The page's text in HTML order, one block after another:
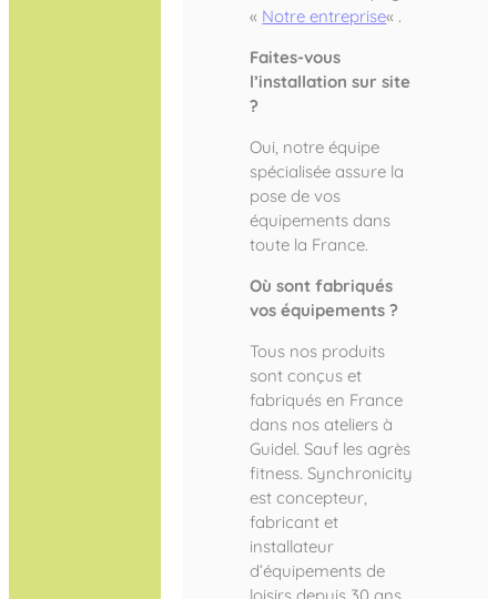
« Notre entreprise« .
Faites-vous
l’installation sur site
?
Oui, notre équipe
spécialisée assure la
pose de vos
équipements dans
toute la France.
Où sont fabriqués
vos équipements ?
Tous nos produits
sont conçus et
fabriqués en France
dans nos ateliers à
Guidel. Sauf les agrès
fitness. Synchronicity
est concepteur,
fabricant et
installateur
d’équipements de